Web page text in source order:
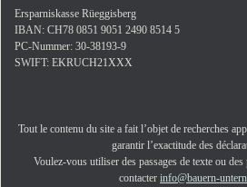
Ersparniskasse Rüeggisberg
IBAN: CH78 0851 9051 2490 8514 5
PC-Nummer: 30-38193-9
SWIFT: EKRUCH21XXX
Tout le contenu du site a fait l’objet de recherches
garantir l’exactitude des
Voulez-vous utiliser des passages de texte ou
contacter info@bauern-